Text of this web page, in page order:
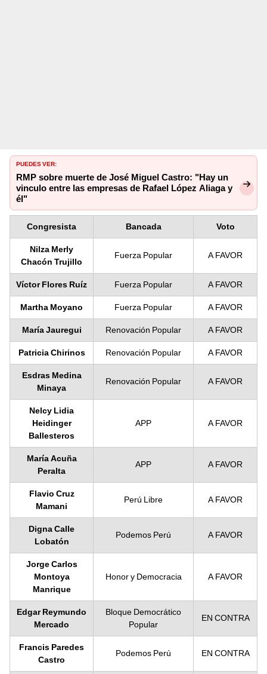
PUEDES VER:
RMP sobre muerte de José Miguel Castro: "Hay un
vinculo entre las empresas de Rafael López Aliaga y
él"
Congresista Bancada Voto
Nilza Merly
Chacón Trujillo
Fuerza Popular A FAVOR
Víctor Flores Ruíz Fuerza Popular A FAVOR
Martha Moyano Fuerza Popular A FAVOR
María Jauregui Renovación Popular A FAVOR
Patricia Chirinos Renovación Popular A FAVOR
Esdras Medina
Minaya
Renovación Popular A FAVOR
Nelcy Lidia
Heidinger
Ballesteros
APP A FAVOR
María Acuña
Peralta
APP A FAVOR
Flavio Cruz
Mamani
Perú Libre A FAVOR
Digna Calle
Lobatón
Podemos Perú A FAVOR
Jorge Carlos
Montoya
Manrique
Honor y Democracia A FAVOR
Edgar Reymundo
Mercado
Bloque Democrático
Popular
EN CONTRA
Francis Paredes
Castro
Podemos Perú EN CONTRA